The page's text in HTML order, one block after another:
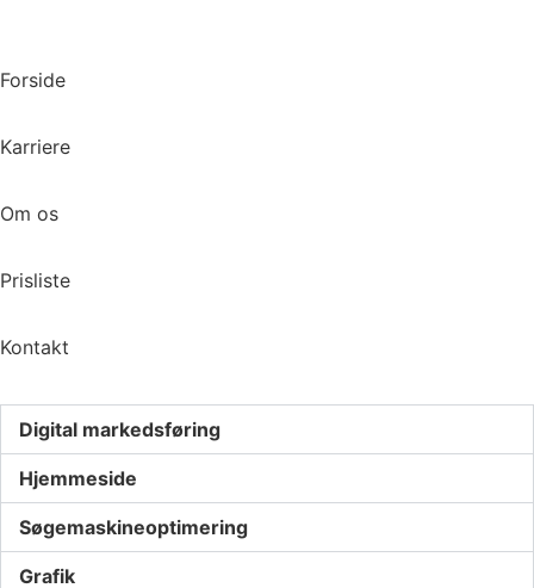
Forside
Karriere
Om os
Prisliste
Kontakt
Digital markedsføring
Hjemmeside
Søgemaskineoptimering
Grafik